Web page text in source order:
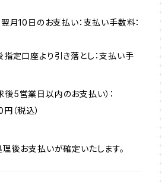
翌月10日のお支払い：支払い手数料：
指定口座より引き落とし：支払い手
5営業日以内のお支払い）：
（税込）
理後お支払いが確定いたします。